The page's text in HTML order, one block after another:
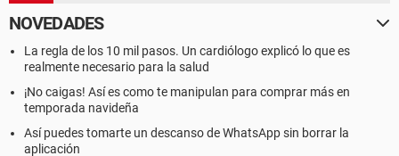
NOVEDADES
La regla de los 10 mil pasos. Un cardiólogo explicó lo que es
realmente necesario para la salud
¡No caigas! Así es como te manipulan para comprar más en
temporada navideña
Así puedes tomarte un descanso de WhatsApp sin borrar la
aplicación